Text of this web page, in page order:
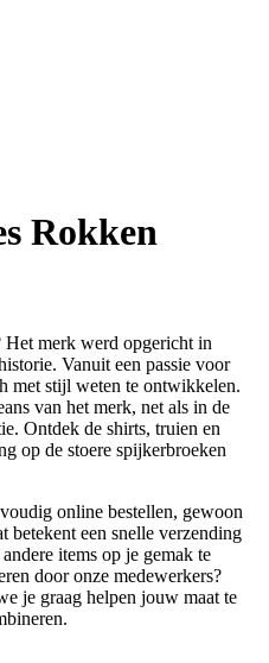
Rokken
merk werd opgericht in
Vanuit een passie voor
met stijl weten te ontwikkelen.
van het merk, net als in de
Ontdek de shirts, truien en
op de stoere spijkerbroeken
online bestellen, gewoon
betekent een snelle verzending
items op je gemak te
door onze medewerkers?
je graag helpen jouw maat te